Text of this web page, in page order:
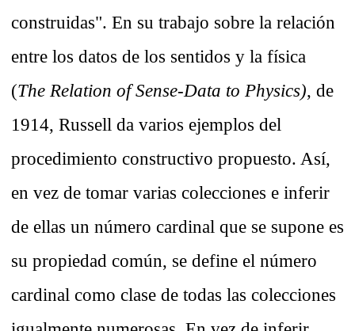
construidas". En su trabajo sobre la relación
entre los datos de los sentidos y la física
(The Relation of Sense-Data to Physics), de
1914, Russell da varios ejemplos del
procedimiento constructivo propuesto. Así,
en vez de tomar varias colecciones e inferir
de ellas un número cardinal que se supone es
su propiedad común, se define el número
cardinal como clase de todas las colecciones